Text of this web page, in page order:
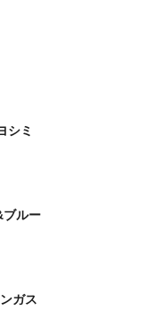
シミ
ルー
ガス